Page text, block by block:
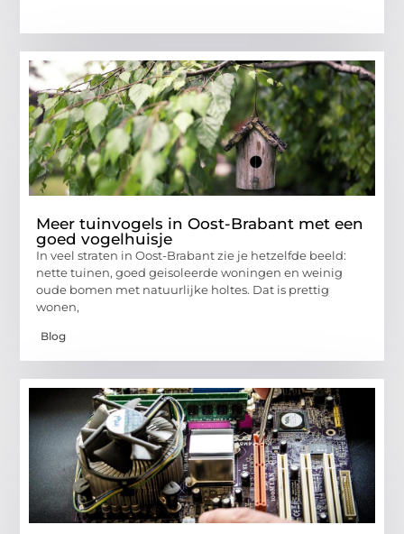
Meer tuinvogels in Oost-Brabant met een
goed vogelhuisje
In veel straten in Oost-Brabant zie je hetzelfde beeld:
nette tuinen, goed geisoleerde woningen en weinig
oude bomen met natuurlijke holtes. Dat is prettig
wonen,
Blog